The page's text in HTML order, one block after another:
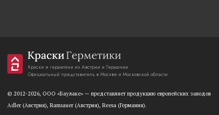
Краски и герметики из Австрии и Германии
Официальный представитель в Москве и Московской области
© 2012-2026, OOO «Баулаке» — представляет продукцию европейских заводов
Adler (Австрия), Ramsauer (Австрия), Reesa (Германия).